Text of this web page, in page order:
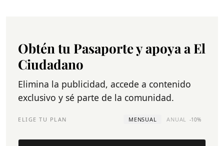
Obtén tu Pasaporte y apoya a El
Ciudadano
Elimina la publicidad, accede a contenido
exclusivo y sé parte de la comunidad.
ELIGE TU PLAN MENSUAL ANUAL -10%